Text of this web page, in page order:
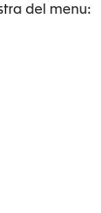
del menu:
con o